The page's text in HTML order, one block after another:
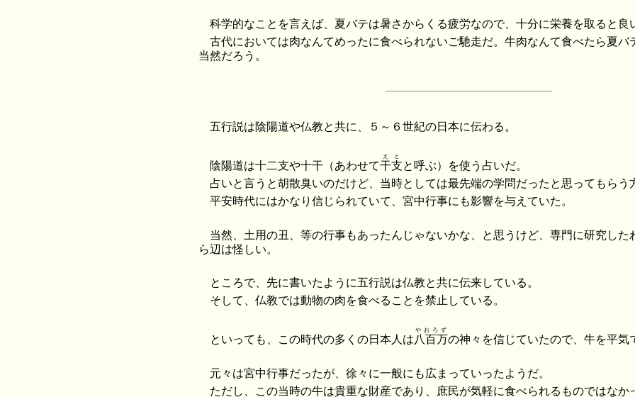
科学的なことを言えば、夏バテは暑さからくる疲労なので、十分に栄養を取ると良
古代においては肉なんてめったに食べられないご馳走だ。牛肉なんて食べたら夏バ
当然だろう。
五行説は陰陽道や仏教と共に、５～６世紀の日本に伝わる。
陰陽道は十二支や十干（あわせて干支
えと
と呼ぶ）を使う占いだ。
占いと言うと胡散臭いのだけど、当時としては最先端の学問だったと思ってもらう
平安時代にはかなり信じられていて、宮中行事にも影響を与えていた。
当然、土用の丑、等の行事もあったんじゃないかな、と思うけど、専門に研究した
ら辺は怪しい。
ところで、先に書いたように五行説は仏教と共に伝来している。
そして、仏教では動物の肉を食べることを禁止している。
といっても、この時代の多くの日本人は八百万
やおろず
の神々を信じていたので、牛を平気
元々は宮中行事だったが、徐々に一般にも広まっていったようだ。
ただし、この当時の牛は貴重な財産であり、庶民が気軽に食べられるものではなか